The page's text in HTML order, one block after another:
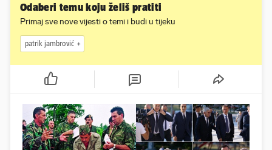
Odaberi temu koju želiš pratiti
Primaj sve nove vijesti o temi i budi u tijeku
patrik jambrović